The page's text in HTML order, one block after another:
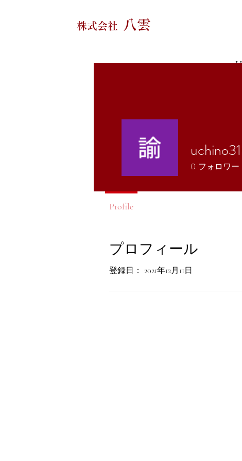
株式会社 八雲
プロフィール
登録日： 2021年12月11日
0 フォロワー
Profile